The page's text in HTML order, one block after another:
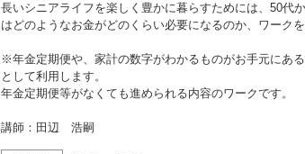
長いシニアライフを楽しく豊かに暮らすためには、50代
はどのようなお金がどのくらい必要になるのか、ワーク
※年金定期便や、家計の数字がわかるものがお手元にあ
として利用します。
年金定期便等がなくても進められる内容のワークです。
講師：田辺 浩嗣